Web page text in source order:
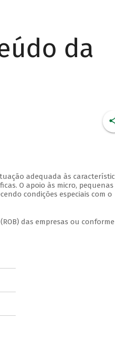
da
adequada às
O apoio às micro, pequenas
condições especiais com o
das empresas ou